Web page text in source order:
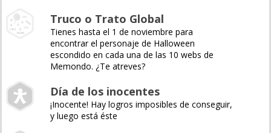
Truco o Trato Global
Tienes hasta el 1 de noviembre para
encontrar el personaje de Halloween
escondido en cada una de las 10 webs de
Memondo. ¿Te atreves?
Día de los inocentes
¡Inocente! Hay logros imposibles de conseguir,
y luego está éste